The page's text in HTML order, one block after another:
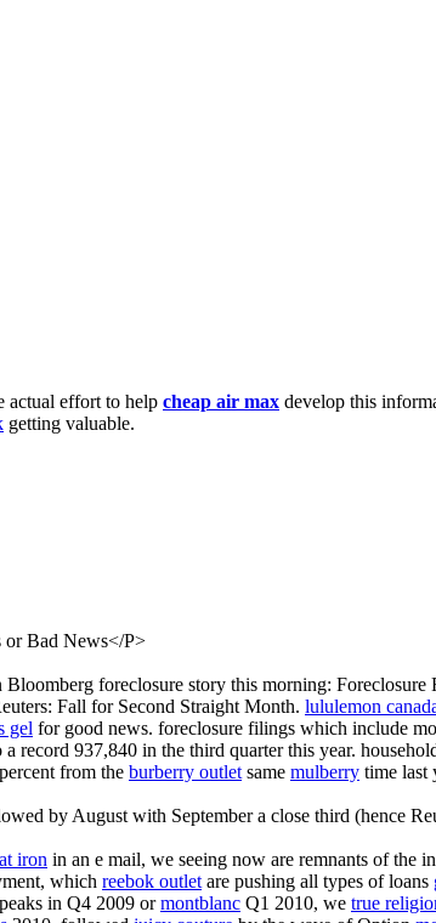
actual effort to help cheap air max develop this
getting valuable.
or Bad News</P>
Bloomberg foreclosure story this morning: Foreclosure
Fall for Second Straight Month. lululemon
gel for good news. foreclosure filings which include
record 937,840 in the third quarter this year.
from the burberry outlet same mulberry time last
by August with September a close third (hence
iron in an e mail, we seeing now are remnants of the
which reebok outlet are pushing all types of loans
in Q4 2009 ormontblanc Q1 2010, we true